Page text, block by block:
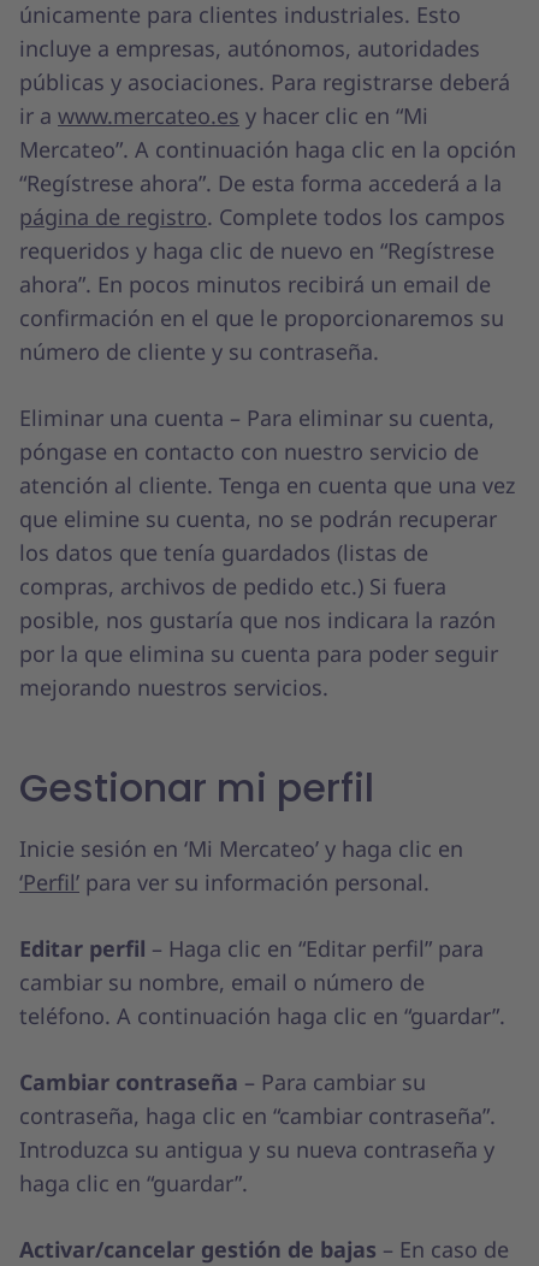
únicamente para clientes industriales. Esto
incluye a empresas, autónomos, autoridades
públicas y asociaciones. Para registrarse deberá
ir a www.mercateo.es y hacer clic en “Mi
Mercateo”. A continuación haga clic en la opción
“Regístrese ahora”. De esta forma accederá a la
página de registro. Complete todos los campos
requeridos y haga clic de nuevo en “Regístrese
ahora”. En pocos minutos recibirá un email de
confirmación en el que le proporcionaremos su
número de cliente y su contraseña.
Eliminar una cuenta – Para eliminar su cuenta,
póngase en contacto con nuestro servicio de
atención al cliente. Tenga en cuenta que una vez
que elimine su cuenta, no se podrán recuperar
los datos que tenía guardados (listas de
compras, archivos de pedido etc.) Si fuera
posible, nos gustaría que nos indicara la razón
por la que elimina su cuenta para poder seguir
mejorando nuestros servicios.
Gestionar mi perfil
Inicie sesión en ‘Mi Mercateo’ y haga clic en
‘Perfil’ para ver su información personal.
Editar perfil – Haga clic en “Editar perfil” para
cambiar su nombre, email o número de
teléfono. A continuación haga clic en “guardar”.
Cambiar contraseña – Para cambiar su
contraseña, haga clic en “cambiar contraseña”.
Introduzca su antigua y su nueva contraseña y
haga clic en “guardar”.
Activar/cancelar gestión de bajas – En caso de